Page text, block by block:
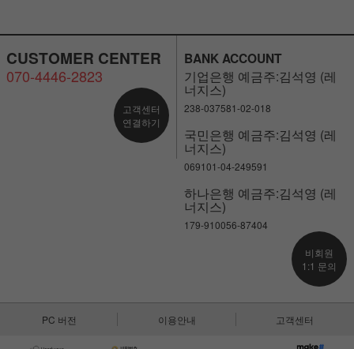
CUSTOMER CENTER
070-4446-2823
고객센터
연결하기
BANK ACCOUNT
기업은행 예금주:김석영 (레
너지스)
238-037581-02-018
국민은행 예금주:김석영 (레
너지스)
069101-04-249591
하나은행 예금주:김석영 (레
너지스)
179-910056-87404
비회원
1:1 문의
PC 버전 이용안내 고객센터